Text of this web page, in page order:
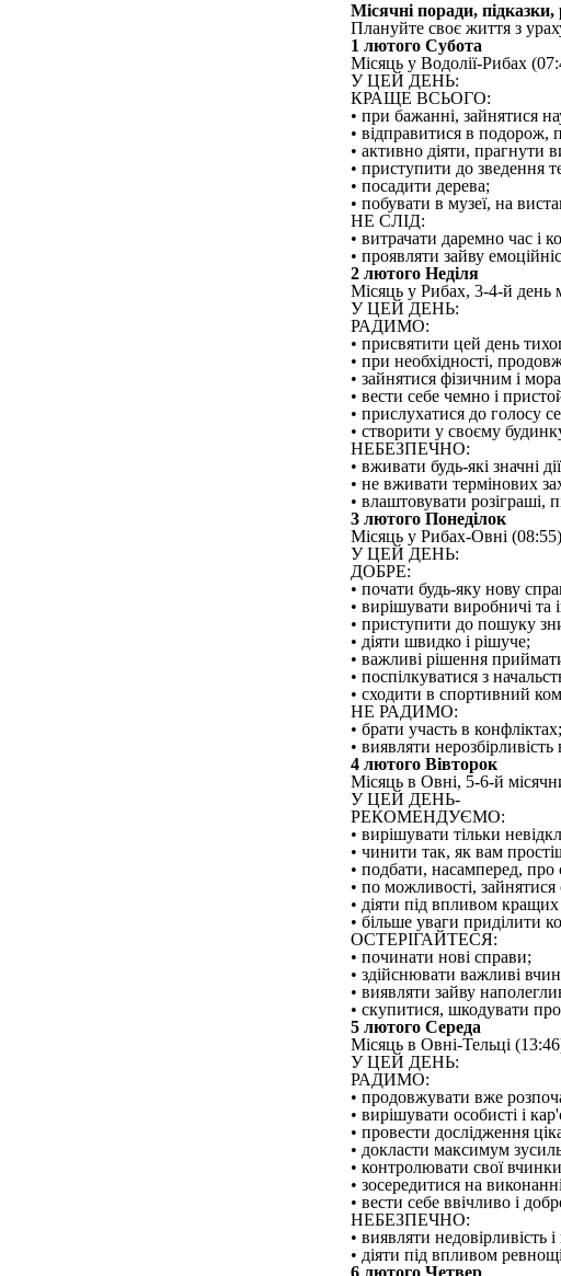
Місячні поради,
Плануйте своє життя з
1 лютого Субота
Місяць у Водолії-Рибах
У ЦЕЙ ДЕНЬ:
КРАЩЕ ВСЬОГО:
• при бажанні, зайнятися
• відправитися в подорож,
• активно діяти, прагнути
• приступити до зведення
• посадити дерева;
• побувати в музеї, на
НЕ СЛІД:
• витрачати даремно час і
• проявляти зайву
2 лютого Неділя
Місяць у Рибах, 3-4-й день
У ЦЕЙ ДЕНЬ:
РАДИМО:
• присвятити цей день
• при необхідності,
• зайнятися фізичним і
• вести себе чемно і
• прислухатися до голосу
• створити у своєму
НЕБЕЗПЕЧНО:
• вживати будь-які значні
• не вживати термінових
• влаштовувати розіграші,
3 лютого Понеділок
Місяць у Рибах-Овні
У ЦЕЙ ДЕНЬ:
ДОБРЕ:
• почати будь-яку нову
• вирішувати виробничі та
• приступити до пошуку
• діяти швидко і рішуче;
• важливі рішення
• поспілкуватися з
• сходити в спортивний
НЕ РАДИМО:
• брати участь в конфліктах;
• виявляти
4 лютого Вівторок
Місяць в Овні, 5-6-й
У ЦЕЙ ДЕНЬ-
РЕКОМЕНДУЄМО:
• вирішувати тільки
• чинити так, як вам
• подбати, насамперед, про
• по можливості,
• діяти під впливом
• більше уваги приділити
ОСТЕРІГАЙТЕСЯ:
• починати нові справи;
• здійснювати важливі
• виявляти зайву
• скупитися, шкодувати
5 лютого Середа
Місяць в Овні-Тельці
У ЦЕЙ ДЕНЬ:
РАДИМО:
• продовжувати вже
• вирішувати особисті і
• провести дослідження
• докласти максимум
• контролювати свої
• зосередитися на
• вести себе ввічливо і
НЕБЕЗПЕЧНО:
• виявляти недовірливість і
• діяти під впливом
6 лютого Четвер